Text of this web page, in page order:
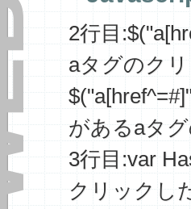
2行目
aタグのク
があるaタ
3行目:var
クリックし